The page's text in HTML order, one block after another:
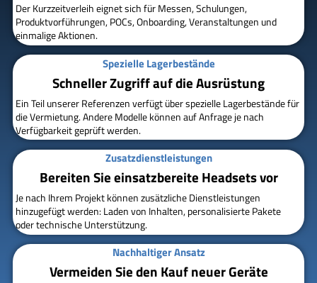
Der Kurzzeitverleih eignet sich für Messen, Schulungen,
Produktvorführungen, POCs, Onboarding, Veranstaltungen und
einmalige Aktionen.
Spezielle Lagerbestände
Schneller Zugriff auf die Ausrüstung
Ein Teil unserer Referenzen verfügt über spezielle Lagerbestände für
die Vermietung. Andere Modelle können auf Anfrage je nach
Verfügbarkeit geprüft werden.
Zusatzdienstleistungen
Bereiten Sie einsatzbereite Headsets vor
Je nach Ihrem Projekt können zusätzliche Dienstleistungen
hinzugefügt werden: Laden von Inhalten, personalisierte Pakete
oder technische Unterstützung.
Nachhaltiger Ansatz
Vermeiden Sie den Kauf neuer Geräte